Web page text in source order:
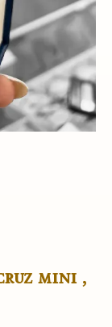
mini ,